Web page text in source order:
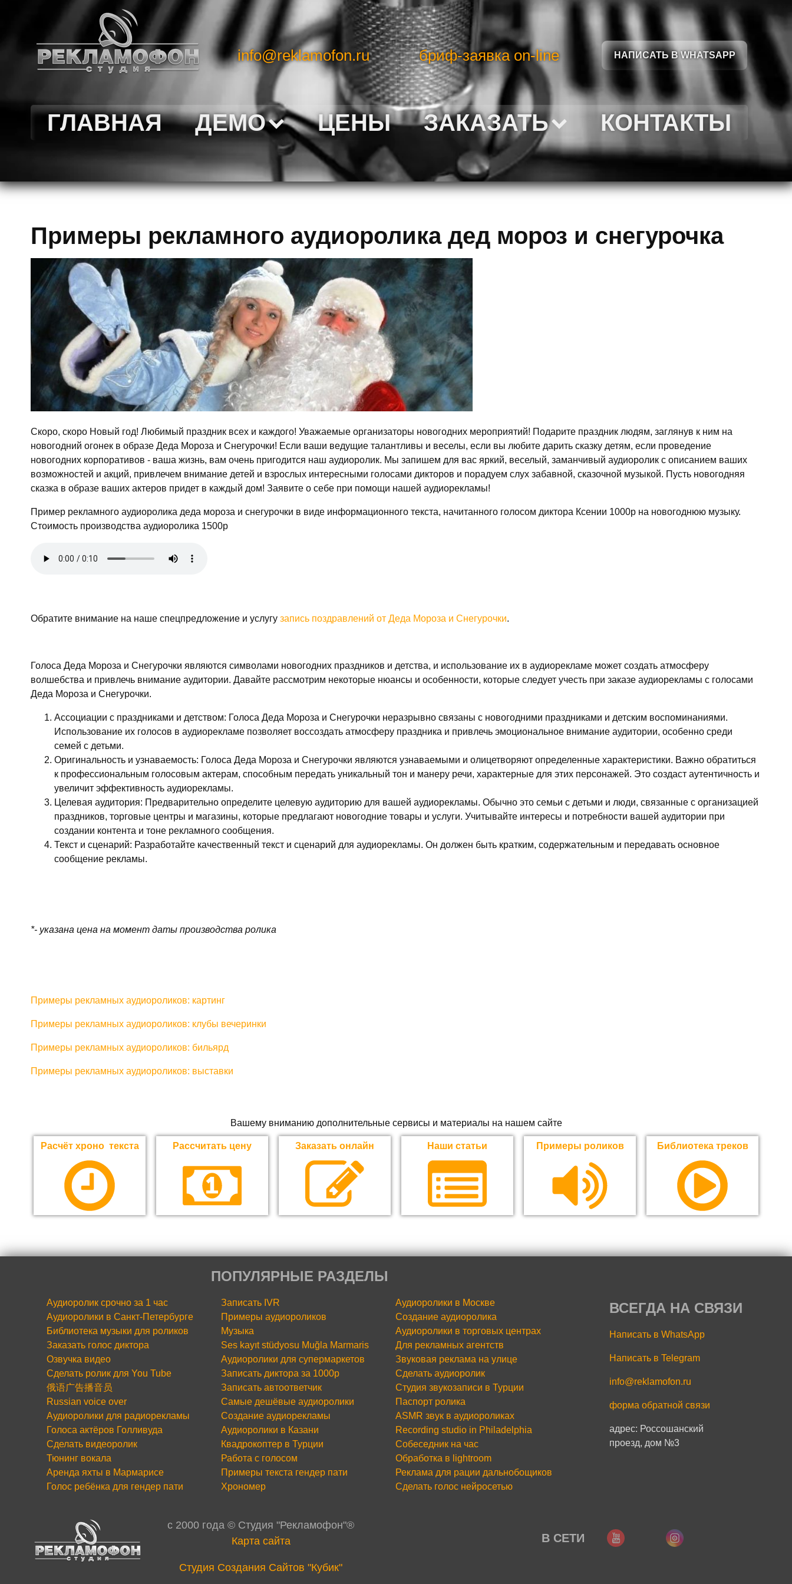
info@reklamofon.ru бриф-заявка on-line НАПИСАТЬ В WHATSAPP
ГЛАВНАЯ ДЕМО ЦЕНЫ ЗАКАЗАТЬ КОНТАКТЫ
Примеры рекламного аудиоролика дед мороз и снегурочка
Скоро, скоро Новый год! Любимый праздник всех и каждого! Уважаемые организаторы новогодних мероприятий! Подарите праздник людям, заглянув к ним на
новогодний огонек в образе Деда Мороза и Снегурочки! Если ваши ведущие талантливы и веселы, если вы любите дарить сказку детям, если проведение
новогодних корпоративов - ваша жизнь, вам очень пригодится наш аудиоролик. Мы запишем для вас яркий, веселый, заманчивый аудиоролик с описанием ваших
возможностей и акций, привлечем внимание детей и взрослых интересными голосами дикторов и порадуем слух забавной, сказочной музыкой. Пусть новогодняя
сказка в образе ваших актеров придет в каждый дом! Заявите о себе при помощи нашей аудиорекламы!
Пример рекламного аудиоролика деда мороза и снегурочки в виде информационного текста, начитанного голосом диктора Ксении 1000р на новогоднюю музыку.
Стоимость производства аудиоролика 1500р
Обратите внимание на наше спецпредложение и услугу запись поздравлений от Деда Мороза и Снегурочки.
Голоса Деда Мороза и Снегурочки являются символами новогодних праздников и детства, и использование их в аудиорекламе может создать атмосферу
волшебства и привлечь внимание аудитории. Давайте рассмотрим некоторые нюансы и особенности, которые следует учесть при заказе аудиорекламы с голосами
Деда Мороза и Снегурочки.
Ассоциации с праздниками и детством: Голоса Деда Мороза и Снегурочки неразрывно связаны с новогодними праздниками и детским воспоминаниями.
Использование их голосов в аудиорекламе позволяет воссоздать атмосферу праздника и привлечь эмоциональное внимание аудитории, особенно среди
семей с детьми.
Оригинальность и узнаваемость: Голоса Деда Мороза и Снегурочки являются узнаваемыми и олицетворяют определенные характеристики. Важно обратиться
к профессиональным голосовым актерам, способным передать уникальный тон и манеру речи, характерные для этих персонажей. Это создаст аутентичность и
увеличит эффективность аудиорекламы.
Целевая аудитория: Предварительно определите целевую аудиторию для вашей аудиорекламы. Обычно это семьи с детьми и люди, связанные с организацией
праздников, торговые центры и магазины, которые предлагают новогодние товары и услуги. Учитывайте интересы и потребности вашей аудитории при
создании контента и тоне рекламного сообщения.
Текст и сценарий: Разработайте качественный текст и сценарий для аудиорекламы. Он должен быть кратким, содержательным и передавать основное
сообщение рекламы.
*- указана цена на момент даты производства ролика
Примеры рекламных аудиороликов: картинг
Примеры рекламных аудиороликов: клубы вечеринки
Примеры рекламных аудиороликов: бильярд
Примеры рекламных аудиороликов: выставки
Вашему вниманию дополнительные сервисы и материалы на нашем сайте
Расчёт хроно текста Рассчитать цену Заказать онлайн Наши статьи Примеры роликов Библиотека треков
ПОПУЛЯРНЫЕ РАЗДЕЛЫ
Аудиоролик срочно за 1 час
Аудиоролики в Санкт-Петербурге
Библиотека музыки для роликов
Заказать голос диктора
Озвучка видео
Сделать ролик для You Tube
俄语广告播音员
Russian voice over
Аудиоролики для радиорекламы
Голоса актёров Голливуда
Сделать видеоролик
Тюнинг вокала
Аренда яхты в Мармарисе
Голос ребёнка для гендер пати
Записать IVR
Примеры аудиороликов
Музыка
Ses kayıt stüdyosu Muğla Marmaris
Аудиоролики для супермаркетов
Записать диктора за 1000р
Записать автоответчик
Самые дешёвые аудиоролики
Создание аудиорекламы
Аудиоролики в Казани
Квадрокоптер в Турции
Работа с голосом
Примеры текста гендер пати
Хрономер
Аудиоролики в Москве
Создание аудиоролика
Аудиоролики в торговых центрах
Для рекламных агентств
Звуковая реклама на улице
Сделать аудиоролик
Студия звукозаписи в Турции
Паспорт ролика
ASMR звук в аудиороликах
Recording studio in Philadelphia
Собеседник на час
Обработка в lightroom
Реклама для рации дальнобощиков
Сделать голос нейросетью
ВСЕГДА НА СВЯЗИ
Написать в WhatsApp
Написать в Telegram
info@reklamofon.ru
форма обратной связи
адрес: Россошанский
проезд, дом №3
c 2000 года © Студия "Рекламофон"®
Карта сайта
Cтудия Создания Сайтов "Кубик"
В СЕТИ